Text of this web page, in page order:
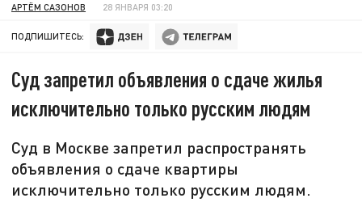
АРТЁМ САЗОНОВ 28 ЯНВАРЯ 03:20
ПОДПИШИТЕСЬ:
Суд запретил объявления о сдаче жилья
исключительно только русским людям
Суд в Москве запретил распространять
объявления о сдаче квартиры
исключительно только русским людям.